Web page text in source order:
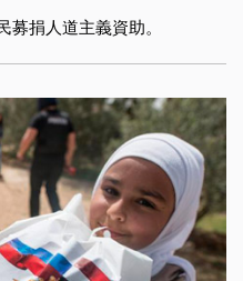
捐人道主義資助。